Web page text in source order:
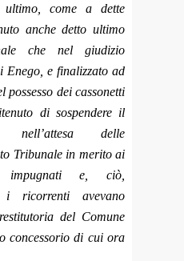
come a dette
anche detto ultimo
che nel giudizio
Enego, e finalizzato ad
possesso dei cassonetti
di sospendere il
nell’attesa delle
Tribunale in merito ai
impugnati e, ciò,
i ricorrenti avevano
del Comune
concessorio di cui ora